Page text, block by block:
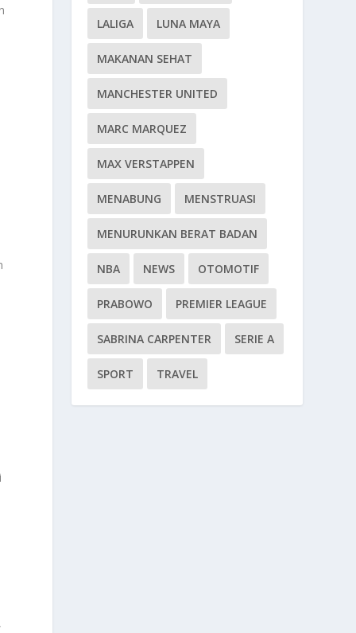
LALIGA LUNA MAYA
MAKANAN SEHAT
MANCHESTER UNITED
MARC MARQUEZ
MAX VERSTAPPEN
MENABUNG MENSTRUASI
MENURUNKAN BERAT BADAN
NBA NEWS OTOMOTIF
PRABOWO PREMIER LEAGUE
SABRINA CARPENTER SERIE A
SPORT TRAVEL